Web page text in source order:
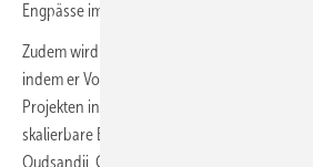
Engpässe im Stromnetz.
Zudem wird der Speicher noch über den
indem er Volatilitäten am Strommarkt nutzt.
Projekten in dieser Größenordnung erfordert
skalierbare Batteriekompetenz und solide
Oudsandji, Geschäftsführer von Voltfang.